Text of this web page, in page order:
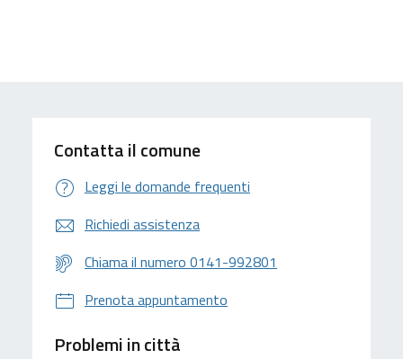
Contatta il comune
Leggi le domande frequenti
Richiedi assistenza
Chiama il numero 0141-992801
Prenota appuntamento
Problemi in città